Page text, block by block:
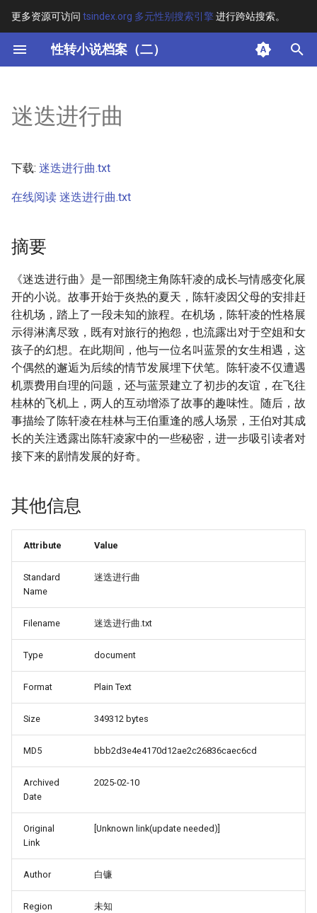
更多资源可访问 tsindex.org 多元性别搜索引擎进行跨站搜索。
性转小说档案（二）
键
开
搜
索
其他信息
正文
迷迭进行曲
下载: 迷迭进行曲.txt
在线阅读 迷迭进行曲.txt
摘要
《迷迭进行曲》是一部围绕主角陈轩凌的成长与情感变化展
开的小说。故事开始于炎热的夏天，陈轩凌因父母的安排赶
往机场，踏上了一段未知的旅程。在机场，陈轩凌的性格展
示得淋漓尽致，既有对旅行的抱怨，也流露出对于空姐和女
孩子的幻想。在此期间，他与一位名叫蓝景的女生相遇，这
个偶然的邂逅为后续的情节发展埋下伏笔。陈轩凌不仅遭遇
机票费用自理的问题，还与蓝景建立了初步的友谊，在飞往
桂林的飞机上，两人的互动增添了故事的趣味性。随后，故
事描绘了陈轩凌在桂林与王伯重逢的感人场景，王伯对其成
长的关注透露出陈轩凌家中的一些秘密，进一步吸引读者对
接下来的剧情发展的好奇。
其他信息
Attribute Value
Standard
Name
迷迭进行曲
Filename 迷迭进行曲.txt
Type document
Format Plain Text
Size 349312 bytes
MD5 bbb2d3e4e4170d12ae2c26836caec6cd
Archived
Date
2025-02-10
Original
Link
[Unknown link(update needed)]
Author 白镰
Region 未知